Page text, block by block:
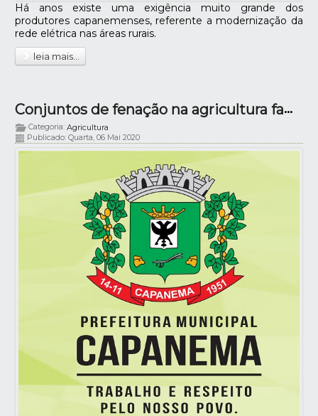
Há anos existe uma exigência muito grande dos
produtores capanemenses, referente a modernização da
rede elétrica nas áreas rurais.
leia mais...
Conjuntos de fenação na agricultura familiar
Categoria: Agricultura
Publicado: Quarta, 06 Mai 2020